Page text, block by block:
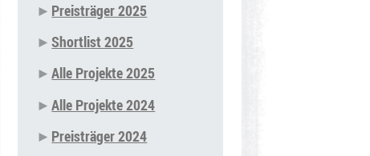
überspringen
Preisträger 2025
Shortlist 2025
Alle Projekte 2025
Alle Projekte 2024
Preisträger 2024